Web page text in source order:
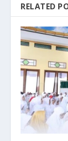
RELATED